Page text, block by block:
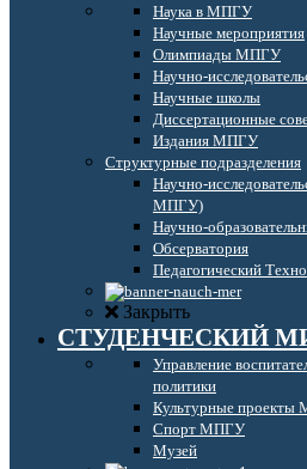
Наука в МПГУ
Научные мероприятия
Олимпиады МПГУ
Научно-
Научные школы
Диссертационные
Издания МПГУ
Структурные подразделения
Научно-
МПГУ)
Научно-
Обсерватория
Педагогический
Закрыть
СТУДЕНЧЕСКИЙ
Управление
политики
Культурные
Спорт МПГУ
Музей